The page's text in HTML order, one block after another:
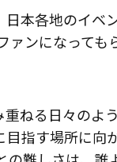
本各地のイベ
ンになっても
ねる日々のよ
指す場所に向